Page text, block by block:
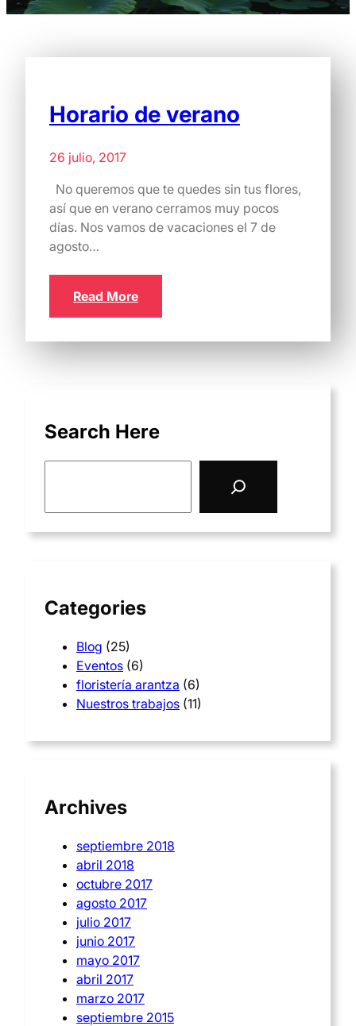
Horario de verano
26 julio, 2017
No queremos que te quedes sin tus flores,
así que en verano cerramos muy pocos
días. Nos vamos de vacaciones el 7 de
agosto…
Read More
Search Here
Categories
Blog (25)
Eventos (6)
floristería arantza (6)
Nuestros trabajos (11)
Archives
septiembre 2018
abril 2018
octubre 2017
agosto 2017
julio 2017
junio 2017
mayo 2017
abril 2017
marzo 2017
septiembre 2015